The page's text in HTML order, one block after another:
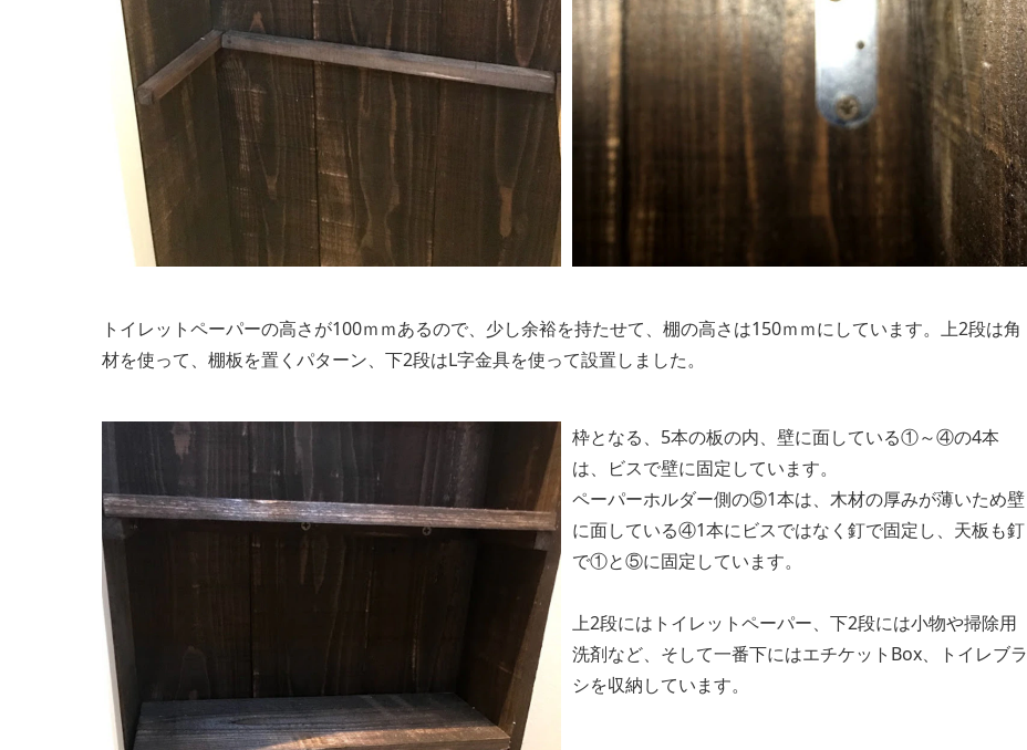
トイレットペーパーの高さが100ｍｍあるので、少し余裕を持たせて、棚の高さは150ｍｍにしています。上2段は角
材を使って、棚板を置くパターン、下2段はL字金具を使って設置しました。
枠となる、5本の板の内、壁に面している①～④の4本
は、ビスで壁に固定しています。
ペーパーホルダー側の⑤1本は、木材の厚みが薄いため壁
に面している④1本にビスではなく釘で固定し、天板も釘
で①と⑤に固定しています。
上2段にはトイレットペーパー、下2段には小物や掃除用
洗剤など、そして一番下にはエチケットBox、トイレブラ
シを収納しています。